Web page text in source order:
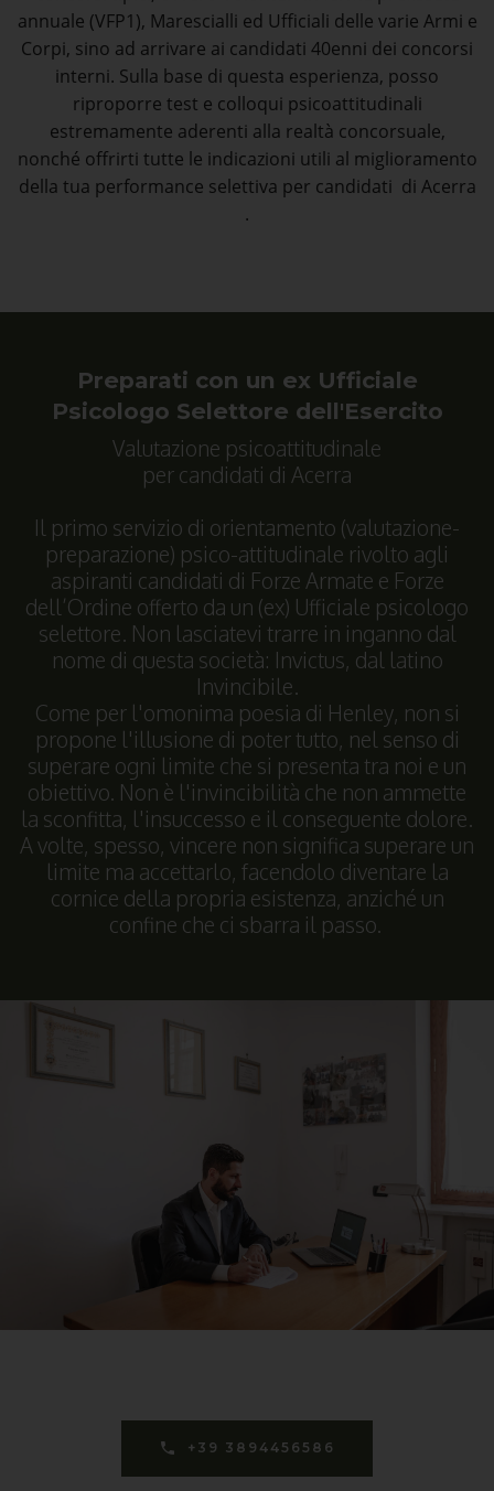
annuale (VFP1), Marescialli ed Ufficiali delle varie Armi e
Corpi, sino ad arrivare ai candidati 40enni dei concorsi
interni. Sulla base di questa esperienza, posso
riproporre test e colloqui psicoattitudinali
estremamente aderenti alla realtà concorsuale,
nonché offrirti tutte le indicazioni utili al miglioramento
della tua performance selettiva per candidati di Acerra
.
Preparati con un ex Ufficiale
Psicologo Selettore dell'Esercito
Valutazione psicoattitudinale
per candidati di Acerra
Il primo servizio di orientamento (valutazione-
preparazione) psico-attitudinale rivolto agli
aspiranti candidati di Forze Armate e Forze
dell’Ordine offerto da un (ex) Ufficiale psicologo
selettore. Non lasciatevi trarre in inganno dal
nome di questa società: Invictus, dal latino
Invincibile.
Come per l'omonima poesia di Henley, non si
propone l'illusione di poter tutto, nel senso di
superare ogni limite che si presenta tra noi e un
obiettivo. Non è l'invincibilità che non ammette
la sconfitta, l'insuccesso e il conseguente dolore.
A volte, spesso, vincere non significa superare un
limite ma accettarlo, facendolo diventare la
cornice della propria esistenza, anziché un
confine che ci sbarra il passo.
+39 3894456586